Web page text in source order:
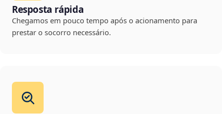
Resposta rápida
Chegamos em pouco tempo após o acionamento para
prestar o socorro necessário.